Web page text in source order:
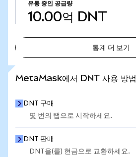
유통 중인 공급량
10.00억 DNT
통계 더 보기
MetaMask에서 DNT 사용 방법
DNT 구매
몇 번의 탭으로 시작하세요.
DNT 판매
DNT을(를) 현금으로 교환하세요.